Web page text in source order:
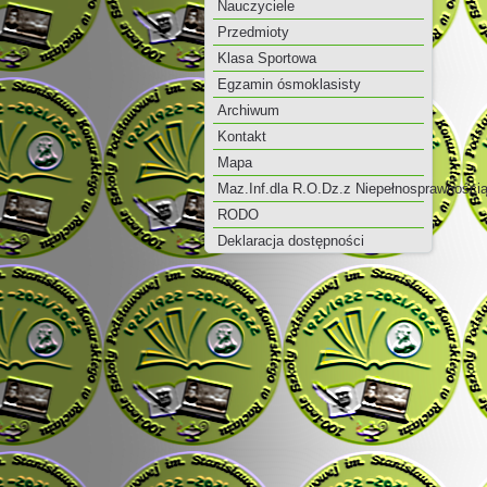
Nauczyciele
Przedmioty
Klasa Sportowa
Egzamin ósmoklasisty
Archiwum
Kontakt
Mapa
Maz.Inf.dla R.O.Dz.z Niepełnosprawnością
RODO
Deklaracja dostępności